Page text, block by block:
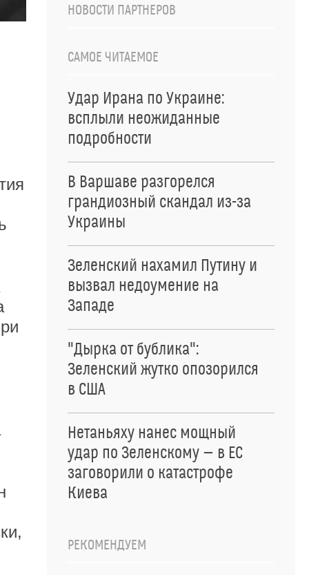
НОВОСТИ ПАРТНЕРОВ
САМОЕ ЧИТАЕМОЕ
Удар Ирана по Украине:
всплыли неожиданные
подробности
В Варшаве разгорелся
грандиозный скандал из-за
Украины
Зеленский нахамил Путину и
вызвал недоумение на
Западе
"Дырка от бублика":
Зеленский жутко опозорился
в США
Нетаньяху нанес мощный
удар по Зеленскому — в ЕС
заговорили о катастрофе
Киева
РЕКОМЕНДУЕМ